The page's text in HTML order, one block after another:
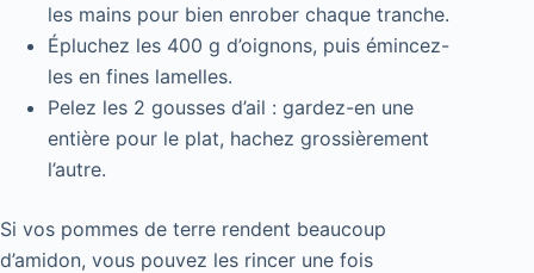
les mains pour bien enrober chaque tranche.
Épluchez les 400 g d’oignons, puis émincez-
les en fines lamelles.
Pelez les 2 gousses d’ail : gardez-en une
entière pour le plat, hachez grossièrement
l’autre.
Si vos pommes de terre rendent beaucoup
d’amidon, vous pouvez les rincer une fois